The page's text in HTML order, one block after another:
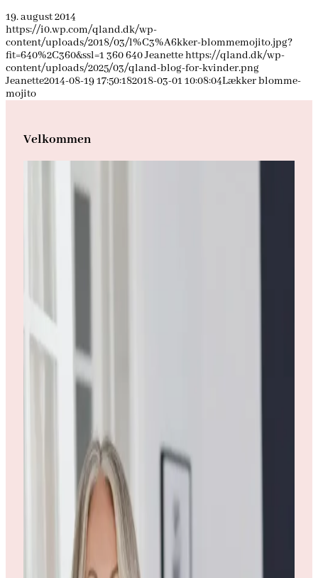
19. august 2014
https://i0.wp.com/qland.dk/wp-
content/uploads/2018/03/l%C3%A6kker-blommemojito.jpg?
fit=640%2C360&ssl=1 360640Jeanettehttps://qland.dk/wp-
content/uploads/2025/03/qland-blog-for-kvinder.png
Jeanette2014-08-19 17:50:182018-03-01 10:08:04Lækker blomme-
mojito
Velkommen